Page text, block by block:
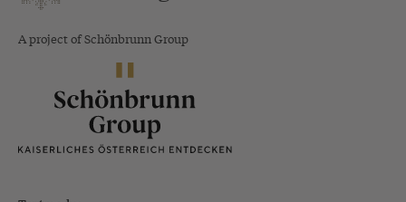
A project of Schönbrunn Group